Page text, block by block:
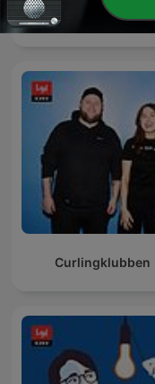
Sara & Monopolet -
podcast
Curlingklubben